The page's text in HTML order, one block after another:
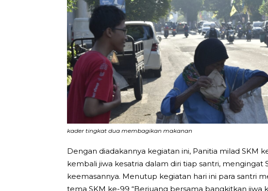
kader tingkat dua membagikan makanan
Dengan diadakannya kegiatan ini, Panitia milad SKM
kembali jiwa kesatria dalam diri tiap santri, mengingat
keemasannya. Menutup kegiatan hari ini para santri
tema SKM ke-99 “Berjuang bersama bangkitkan jiwa